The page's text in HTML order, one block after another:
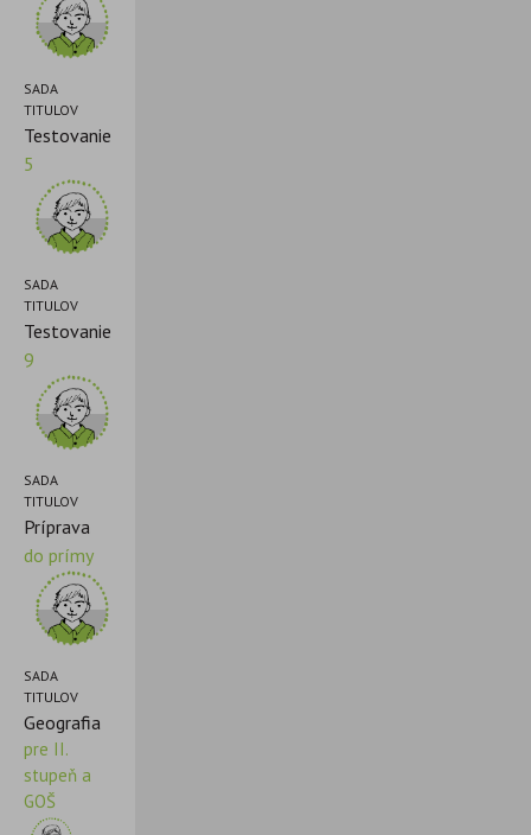
SADA
TITULOV
Testovanie
5
SADA
TITULOV
Testovanie
9
SADA
TITULOV
Príprava
do prímy
SADA
TITULOV
Geografia
pre II.
stupeň a
GOŠ